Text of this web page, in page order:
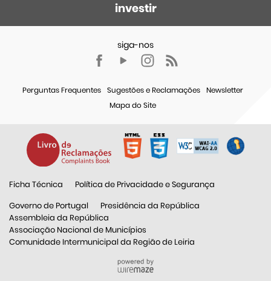
investir
Perguntas Frequentes Sugestões e Reclamações
Newsletter
Mapa do Site
Ficha Técnica
Política de Privacidade e Segurança
Governo de Portugal
Presidência da República
Assembleia da República
Associação Nacional de Municípios
Comunidade Intermunicipal da Região de Leiria